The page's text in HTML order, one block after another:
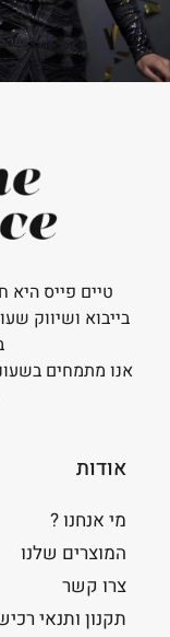
טיים פייס היא
בייבוא ושיווק
אנו מתמחים
אודות
מי אנחנו ?
המוצרים שלנו
צרו קשר
תקנון ותנאי רכישה